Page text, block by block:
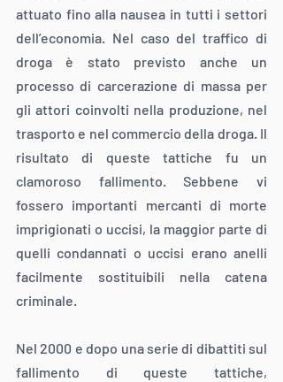
attuato fino alla nausea in tutti i settori
dell’economia. Nel caso del traffico di
droga è stato previsto anche un
processo di carcerazione di massa per
gli attori coinvolti nella produzione, nel
trasporto e nel commercio della droga. Il
risultato di queste tattiche fu un
clamoroso fallimento. Sebbene vi
fossero importanti mercanti di morte
imprigionati o uccisi, la maggior parte di
quelli condannati o uccisi erano anelli
facilmente sostituibili nella catena
criminale.
Nel 2000 e dopo una serie di dibattiti sul
fallimento di queste tattiche,